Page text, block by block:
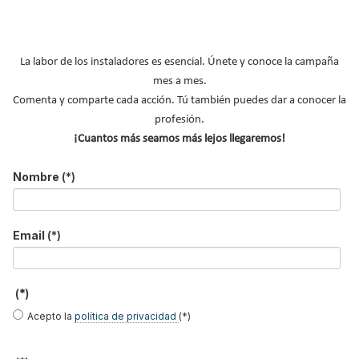
Suscribirse a este canal RSS
Anterior … Siguiente Final
generación en sistemas
de expansión para
cubierta en una
infraestructura activa de
La labor de los instaladores es esencial. Únete y conoce la campaña
mes a mes.
Comenta y comparte cada acción. Tú también puedes dar a conocer la
profesión.
¡Cuantos más seamos más lejos llegaremos!
Nombre (*)
Email (*)
(*)
Acepto la política de privacidad (*)